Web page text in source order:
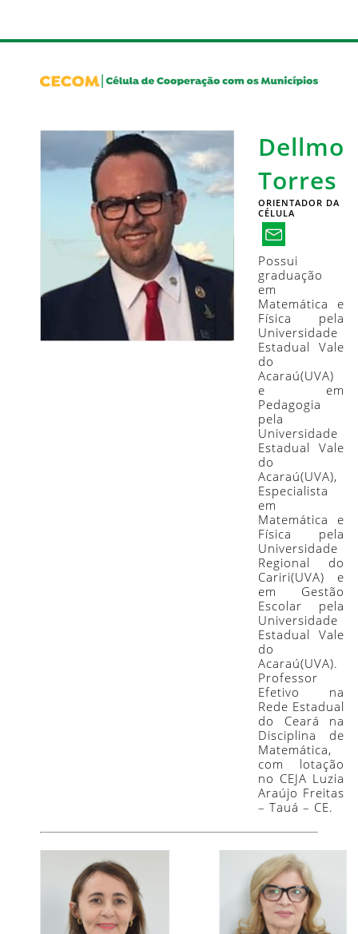
Dellmo
Torres
ORIENTADOR DA
CÉLULA
Possui
graduação
em
Matemática e
Física pela
Universidade
Estadual Vale
do
Acaraú(UVA)
e em
Pedagogia
pela
Universidade
Estadual Vale
do
Acaraú(UVA),
Especialista
em
Matemática e
Física pela
Universidade
Regional do
Cariri(UVA) e
em Gestão
Escolar pela
Universidade
Estadual Vale
do
Acaraú(UVA).
Professor
Efetivo na
Rede Estadual
do Ceará na
Disciplina de
Matemática,
com lotação
no CEJA Luzia
Araújo Freitas
– Tauá – CE.